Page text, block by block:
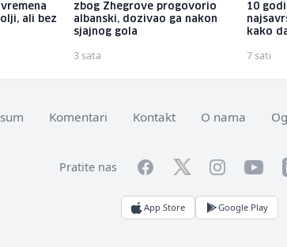
ali bez
zbog Zhegrove progovorio
albanski, dozivao ga nakon
sjajnog gola
3 sata
10
kako
7 sati
Komentari Kontakt O nama
Pratite nas FacebookTwitterInstagram
App Store Google Play